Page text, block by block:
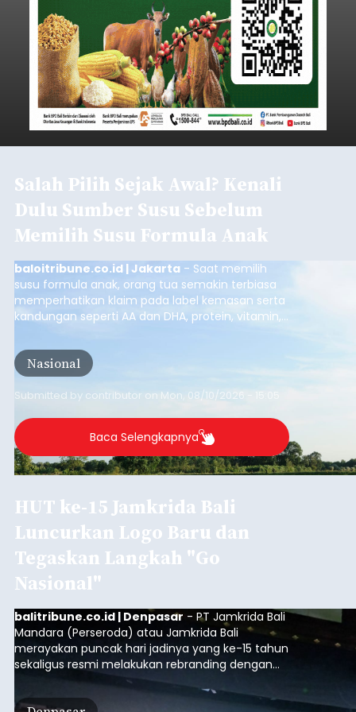
Salah Pilih Sejak Awal? Kenali
Dulu Sumber Susu Sebelum
Memilih Susu Formula Anak
baloitribune.co.id | Jakarta - Saat memilih
susu formula anak, orang tua semakin terbiasa
memperhatikan klaim pada label kemasan serta
kandungan seperti AA dan DHA, protein, vitamin,
yang belum banyak dicermati adalah dari mana
sumber susu yang digunakan.
Nasional
Submitted by contributor on Mon, 08/10/2026 - 15:05
Baca Selengkapnya
HUT ke-15 Jamkrida Bali
Luncurkan Logo Baru dan
Tegaskan Langkah "Go
Nasional"
balitribune.co.id | Denpasar - PT Jamkrida Bali
Mandara (Perseroda) atau Jamkrida Bali
merayakan puncak hari jadinya yang ke-15 tahun
sekaligus resmi melakukan rebranding dengan
meluncurkan logo baru perusahaan. Peluncuran
ini digelar dalam acara bertajuk "ELEVATE 15: